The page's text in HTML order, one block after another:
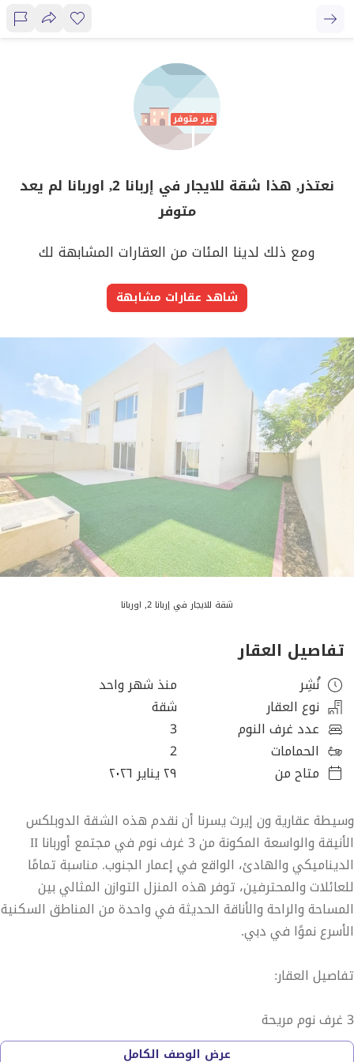
نعتذر, هذا شقة للايجار في إربانا 2, اوربانا لم يعد
متوفر
ومع ذلك لدينا المئات من العقارات المشابهة لك
شاهد عقارات مشابهة
شقة للايجار في إربانا 2, اوربانا
تفاصيل العقار
نُشِر
منذ شهر واحد
نوع العقار
شقة
عدد غرف النوم
3
الحمامات
2
متاح من
٢٩ يناير ٢٠٢٦
وسيطة عقارية ون إيرث يسرنا أن نقدم هذه الشقة الدوبلكس
الأنيقة والواسعة المكونة من 3 غرف نوم في مجتمع أوربانا II
الديناميكي والهادئ، الواقع في إعمار الجنوب. مناسبة تمامًا
للعائلات والمحترفين، توفر هذه المنزل التوازن المثالي بين
المساحة والراحة والأناقة الحديثة في واحدة من المناطق السكنية
الأسرع نموًا في دبي.
تفاصيل العقار:
3 غرف نوم مريحة
2 حمامات حديثة
عرض الوصف الكامل